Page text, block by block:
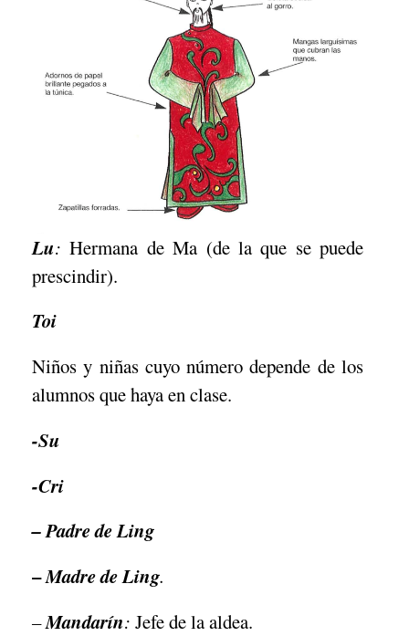
Lu:Hermana de Ma (de la que se puede
prescindir).
Toi
Niños y niñas cuyo número depende de los
alumnos que haya en clase.
-Su
-Cri
– Padre de Ling
–Madre de Ling.
–Mandarín: Jefe de la aldea.